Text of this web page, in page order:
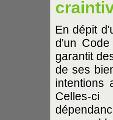
En dépit
d'un
garantit
de ses
intentions
Celles-ci